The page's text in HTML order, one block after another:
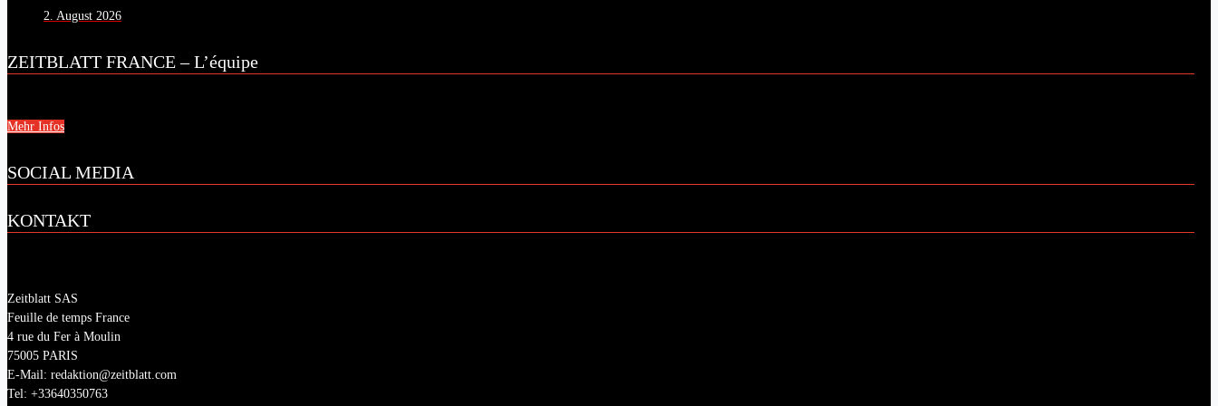
2. August 2026
ZEITBLATT FRANCE – L’équipe
Mehr Infos
SOCIAL MEDIA
KONTAKT
Zeitblatt SAS
Feuille de temps France
4 rue du Fer à Moulin
75005 PARIS
E-Mail: redaktion@zeitblatt.com
Tel: +33640350763